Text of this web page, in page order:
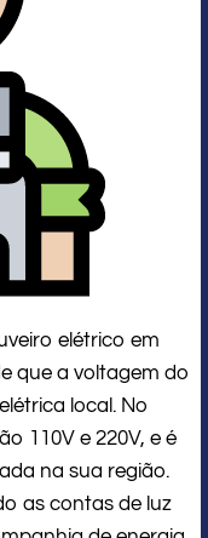
elétrico em
que a voltagem do
local. No
110V e 220V, e é
na sua região.
as contas de luz